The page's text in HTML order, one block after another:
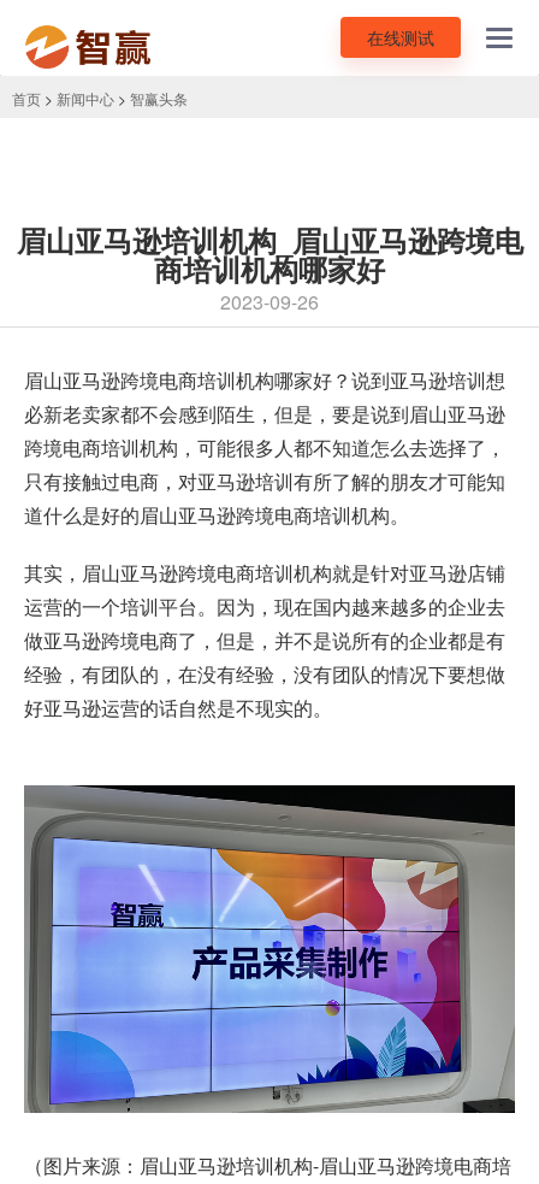
在线测试
首页 > 新闻中心 > 智赢头条
眉山亚马逊培训机构_眉山亚马逊跨境电
商培训机构哪家好
2023-09-26
眉山亚马逊跨境电商培训机构哪家好？说到亚马逊培训想
必新老卖家都不会感到陌生，但是，要是说到眉山亚马逊
跨境电商培训机构，可能很多人都不知道怎么去选择了，
只有接触过电商，对亚马逊培训有所了解的朋友才可能知
道什么是好的眉山亚马逊跨境电商培训机构。
其实，眉山亚马逊跨境电商培训机构就是针对亚马逊店铺
运营的一个培训平台。因为，现在国内越来越多的企业去
做亚马逊跨境电商了，但是，并不是说所有的企业都是有
经验，有团队的，在没有经验，没有团队的情况下要想做
好亚马逊运营的话自然是不现实的。
（图片来源：眉山亚马逊培训机构-眉山亚马逊跨境电商培